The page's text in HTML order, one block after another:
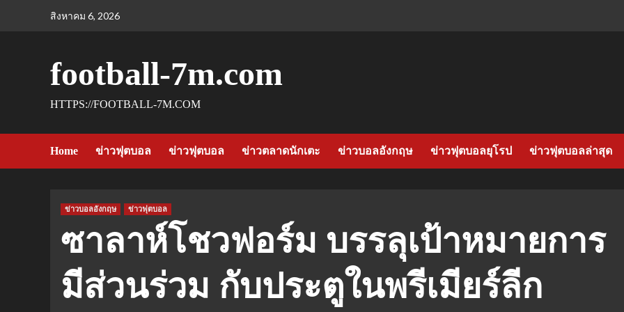
สิงหาคม 6, 2026
football-7m.com
HTTPS://FOOTBALL-7M.COM
Home ข่าวฟุตบอล ข่าวฟุตบอล ข่าวตลาดนักเตะ ข่าวบอลอังกฤษ ข่าวฟุตบอลยุโรป ข่าวฟุตบอลล่าสุด
ข่าวบอลอังกฤษ ข่าวฟุตบอล
ซาลาห์โชวฟอร์ม บรรลุเป้าหมายการ
มีส่วนร่วม กับประตูในพรีเมียร์ลีก